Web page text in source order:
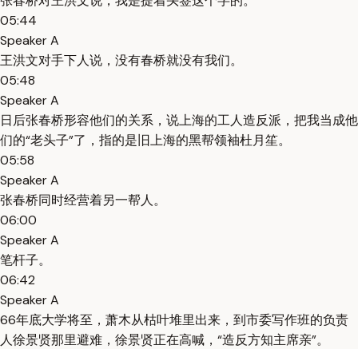
05:44
Speaker A
王洪文对手下人说，没有春桥就没有我们。
05:48
Speaker A
日后张春桥形容他们的关系，说上海的工人造反派，把我当成他
们的“老头子”了，指的是旧上海的黑帮领袖杜月笙。
05:58
Speaker A
张春桥同时经营着另一帮人。
06:00
Speaker A
笔杆子。
06:42
Speaker A
66年底大学将至，萧木从枯叶堆里出来，到市委写作班的负责
人徐景贤那里避难，徐景贤正在高喊，“造反方知主席亲”。